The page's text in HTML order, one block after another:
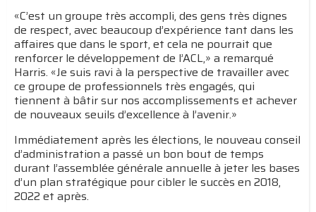
«C’est un groupe très accompli, des gens très dignes
de respect, avec beaucoup d’expérience tant dans les
affaires que dans le sport, et cela ne pourrait que
renforcer le développement de l’ACL,» a remarqué
Harris. «Je suis ravi à la perspective de travailler avec
ce groupe de professionnels très engagés, qui
tiennent à bâtir sur nos accomplissements et achever
de nouveaux seuils d’excellence à l’avenir.»
Immédiatement après les élections, le nouveau conseil
d’administration a passé un bon bout de temps
durant l’assemblée générale annuelle à jeter les bases
d’un plan stratégique pour cibler le succès en 2018,
2022 et après.